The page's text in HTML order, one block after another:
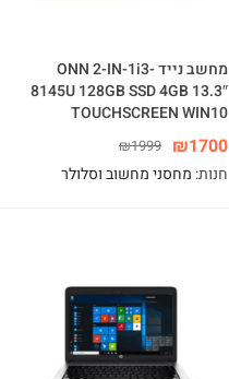
מחשב נייד ONN 2-IN-1i3-
8145U 128GB SSD 4GB 13.3″
TOUCHSCREEN WIN10
₪1700
₪1999
חנות: מחסני מחשוב וסלולר